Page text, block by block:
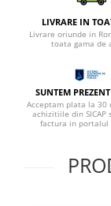
LIVRARE IN
Livrare oriunde in
toata gama de
SUNTEM
Acceptam plata la 30
achizitiile din SICAP
factura in portalul